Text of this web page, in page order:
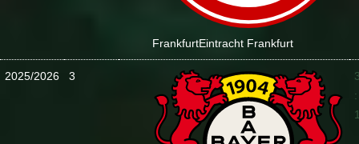
FrankfurtEintracht Frankfurt
2025/2026 3
: